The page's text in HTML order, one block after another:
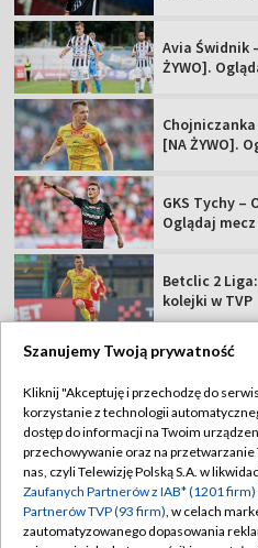
Avia Świdnik
ŻYWO].
[NA ŻYWO].
GKS Tychy –
Oglądaj
Betclic 2
kolejki w TVP
Biuro
Polityka
Moje
Szanujemy Twoją prywatność
Kliknij "Akceptuję i przechodzę do
korzystanie z technologii
dostęp do informacji na Twoim
przechowywanie oraz na
nas, czyli Telewizję Polską S.A. w
Zaufanych Partnerów z IAB* (1201 firm)
Partnerów TVP (93 firm), w celach
zautomatyzowanego dopasowania